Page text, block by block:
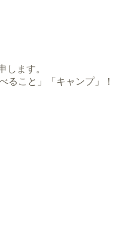
します。
ること」「キャンプ」！